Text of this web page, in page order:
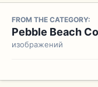
FROM THE CATEGORY:
Pebble Beach
изображений